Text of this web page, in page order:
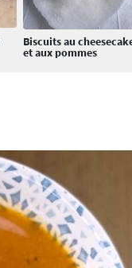
Biscuits au
et aux pommes